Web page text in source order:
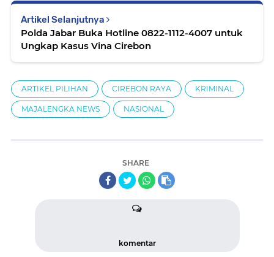
Artikel Selanjutnya
Polda Jabar Buka Hotline 0822-1112-4007 untuk
Ungkap Kasus Vina Cirebon
ARTIKEL PILIHAN CIREBON RAYA KRIMINAL
MAJALENGKA NEWS NASIONAL
SHARE
komentar